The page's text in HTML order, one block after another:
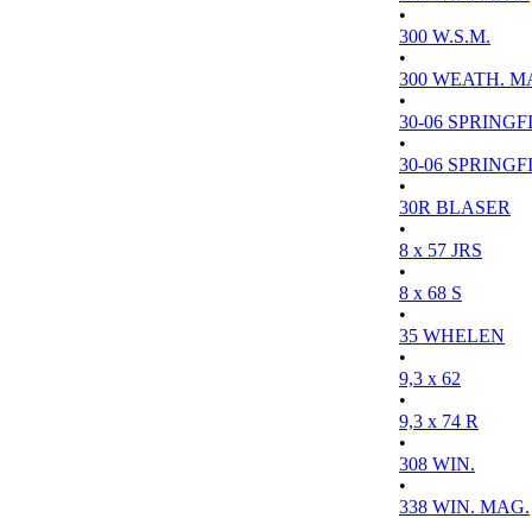
•
300 W.S.M.
•
300 WEATH.
•
30-06
•
30-06
•
30R BLASER
•
8 x 57 JRS
•
8 x 68 S
•
35 WHELEN
•
9,3 x 62
•
9,3 x 74 R
•
308 WIN.
•
338 WIN. MAG.